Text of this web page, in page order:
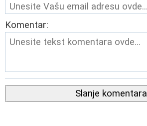
Komentar:
Slanje komentara